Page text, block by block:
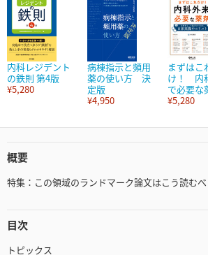
内科レジデント
の鉄則 第4版
¥5,280
病棟指示と頻用
薬の使い方 決
定版
¥4,950
まずはこ
け！ 内
で必要な
¥5,280
概要
特集：この領域のランドマーク論文はこう読むべ
目次
トピックス